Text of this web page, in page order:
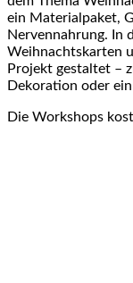
ein Materialpaket,
Nervennahrung. In
Weihnachtskarten
Projekt gestaltet –
Dekoration oder
Die Workshops